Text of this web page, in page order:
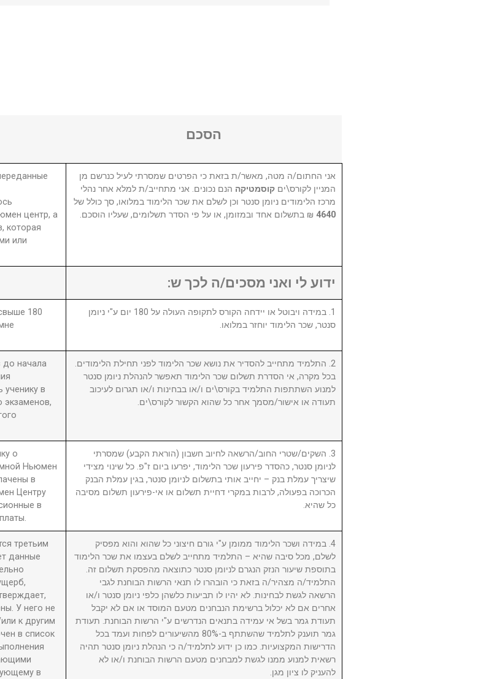
הסכם
центр, а
которая
или
אני החתום/ה מטה, מאשר/ת בזאת כי הפרטים שמסרתי לעיל כנרשם מן
המניין לקורס\יםקוסמטיקה הנם נכונים. אני מתחייב/ת למלא אחר נהלי
מרכז הלימודים ניומן סנטר וכן לשלם את שכר הלימוד במלואו, סך כולל של
4640 ₪ בתשלום אחד ובמזומן, או על פי הסדר תשלומים, שעליו הוסכם.
ידוע לי ואני מסכים/ה לכך ש:
180
1. במידה ויבוטל או יידחה הקורס לתקופה העולה על 180 יום ע"י ניומן
סנטר, שכר הלימוד יוחזר במלואו.
до начала
ученику в
экзаменов,
2. התלמיד מתחייב להסדיר את נושא שכר הלימוד לפני תחילת הלימודים.
בכל מקרה, אי הסדרת תשלום שכר הלימוד תאפשר להנהלת ניומן סנטר
למנוע השתתפות התלמיד בקורס\ים ו/או בבחינות ו/או תגרום לעיכוב
תעודה או אישור/מסמך אחר כל שהוא הקשור לקורס\ים.
о
Ньюмен
в
Центру
в
3. השקים/שטרי החוב/הרשאה לחיוב חשבון (הוראת הקבע) שמסרתי
לניומן סנטר, כהסדר פירעון שכר הלימוד, יפרעו ביום ז"פ. כל שינוי מצידי
שיצריך עמלת בנק – יחייב אותי בתשלום לניומן סנטר, בגין עמלת הבנק
הכרוכה בפעולה, לרבות במקרי דחיית תשלום או אי-פירעון תשלום מסיבה
כל שהיא.
третьим
данные
У него не
к другим
в список
в
4. במידה ושכר הלימוד ממומן ע"י גורם חיצוני כל שהוא והוא מפסיק
לשלם, מכל סיבה שהיא – התלמיד מתחייב לשלם בעצמו את שכר הלימוד
בתוספת שיעור הנזק הנגרם לניומן סנטר כתוצאה מהפסקת תשלום זה.
התלמיד/ה מצהיר/ה בזאת כי הובהרו לו תנאי הרשות הבוחנת לגבי
הרשאה לגשת לבחינות. לא יהיו לו תביעות כלשהן כלפי ניומן סנטר ו/או
אחרים אם לא יכלול ברשימת הנבחנים מטעם המוסד או אם לא יקבל
תעודת גמר בשל אי עמידה בתנאים הנדרשים ע"י הרשות הבוחנת. תעודת
גמר תוענק לתלמיד שהשתתף ב-80% מהשיעורים לפחות ועמד בכל
הדרישות המקצועיות. כמו כן ידוע לתלמיד/ה כי הנהלת ניומן סנטר תהיה
רשאית למנוע ממנו לגשת למבחנים מטעם הרשות הבוחנת ו/או לא
להעניק לו ציון מגן.